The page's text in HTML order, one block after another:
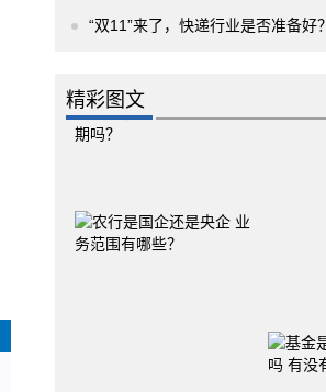
“双11”来了，快递行业是否准备好？
精彩图文